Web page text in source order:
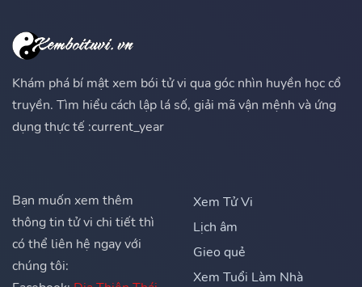
Khám phá bí mật xem bói tử vi qua góc nhìn huyền học cổ
truyền. Tìm hiểu cách lập lá số, giải mã vận mệnh và ứng
dụng thực tế :current_year
Bạn muốn xem thêm
thông tin tử vi chi tiết thì
có thể liên hệ ngay với
chúng tôi:
Xem Tử Vi
Lịch âm
Gieo quẻ
Xem Tuổi Làm Nhà